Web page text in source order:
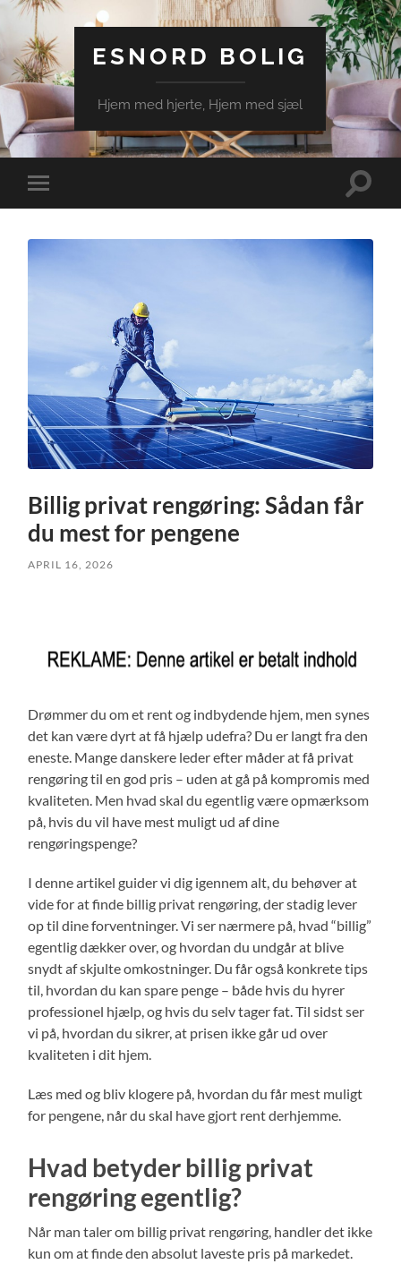
ESNORD BOLIG
Hjem med hjerte, Hjem med sjæl
Toggle
mobile
Toggle
Billig privat rengøring: Sådan får
du mest for pengene
APRIL 16, 2026
Drømmer du om et rent og indbydende hjem, men synes
det kan være dyrt at få hjælp udefra? Du er langt fra den
eneste. Mange danskere leder efter måder at få privat
rengøring til en god pris – uden at gå på kompromis med
kvaliteten. Men hvad skal du egentlig være opmærksom
på, hvis du vil have mest muligt ud af dine
rengøringspenge?
I denne artikel guider vi dig igennem alt, du behøver at
vide for at finde billig privat rengøring, der stadig lever
op til dine forventninger. Vi ser nærmere på, hvad “billig”
egentlig dækker over, og hvordan du undgår at blive
snydt af skjulte omkostninger. Du får også konkrete tips
til, hvordan du kan spare penge – både hvis du hyrer
professionel hjælp, og hvis du selv tager fat. Til sidst ser
vi på, hvordan du sikrer, at prisen ikke går ud over
kvaliteten i dit hjem.
Læs med og bliv klogere på, hvordan du får mest muligt
for pengene, når du skal have gjort rent derhjemme.
Hvad betyder billig privat
rengøring egentlig?
Når man taler om billig privat rengøring, handler det ikke
kun om at finde den absolut laveste pris på markedet.